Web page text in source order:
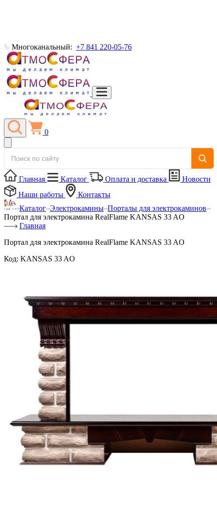
Многоканальный: +7 841 220-05-76
0
Главная Каталог Оплата и доставка
Новости
Наши работы
Контакты
Каталог Электрокамины Порталы для электрокаминов
Портал для электрокамина RealFlame KANSAS 33 AO
Главная
Портал для электрокамина RealFlame KANSAS 33 AO
Код: KANSAS 33 AO